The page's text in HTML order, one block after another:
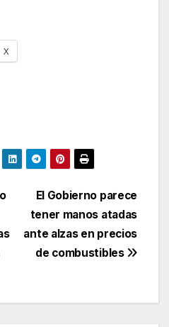
X
El Gobierno parece
tener manos atadas
ante alzas en precios
de combustibles